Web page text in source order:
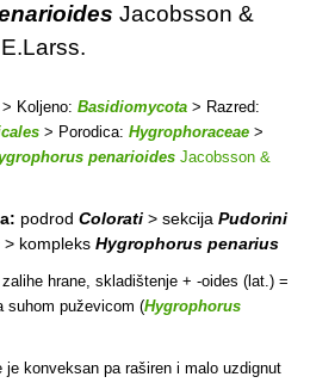
Jacobsson &
E.Larss.
> Koljeno: Basidiomycota > Razred:
> Porodica: Hygrophoraceae >
penarioides Jacobsson &
podrod Colorati > sekcija Pudorini
> kompleks Hygrophorus penarius
hrane, skladištenje + -oides (lat.) =
suhom puževicom (Hygrophorus
je konveksan pa raširen i malo uzdignut